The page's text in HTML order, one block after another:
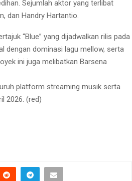
Sejumlah aktor yang terlibat
dan Handry Hartantio.
“Blue” yang dijadwalkan rilis pada
dengan dominasi lagu mellow, serta
ini juga melibatkan Barsena
platform streaming musik serta
2026. (red)